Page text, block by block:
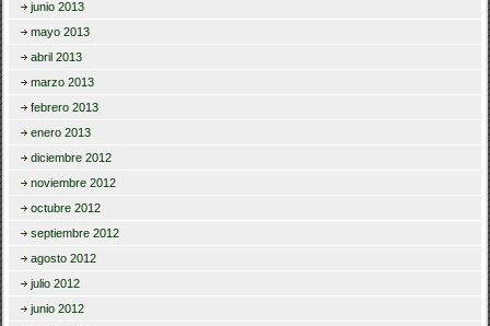
junio 2013
mayo 2013
abril 2013
marzo 2013
febrero 2013
enero 2013
diciembre 2012
noviembre 2012
octubre 2012
septiembre 2012
agosto 2012
julio 2012
junio 2012